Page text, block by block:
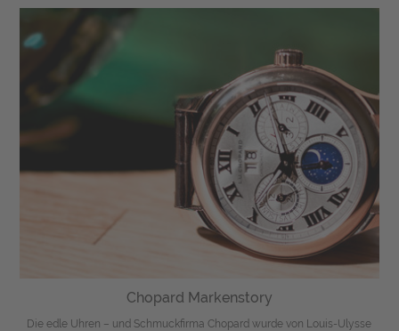
Chopard Markenstory
Die edle Uhren – und Schmuckfirma Chopard wurde von Louis-Ulysse